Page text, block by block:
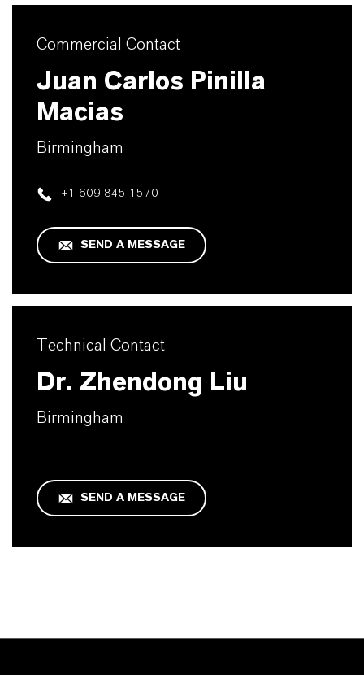
Commercial Contact
Juan Carlos Pinilla
Macias
Birmingham
+1 609 845 1570
SEND A MESSAGE
Technical Contact
Dr. Zhendong Liu
Birmingham
SEND A MESSAGE